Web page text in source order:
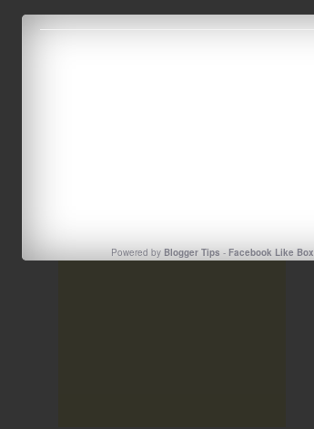
Powered byBlogger Tips -Facebook Like Box